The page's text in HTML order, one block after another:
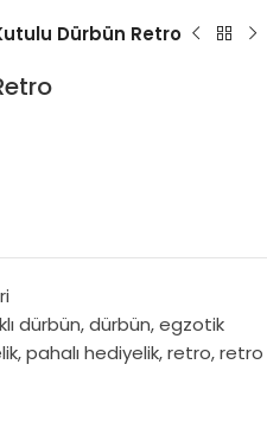
Dürbün Retro
dürbün,dürbün,egzotik
,pahalı hediyelik,retro,retro